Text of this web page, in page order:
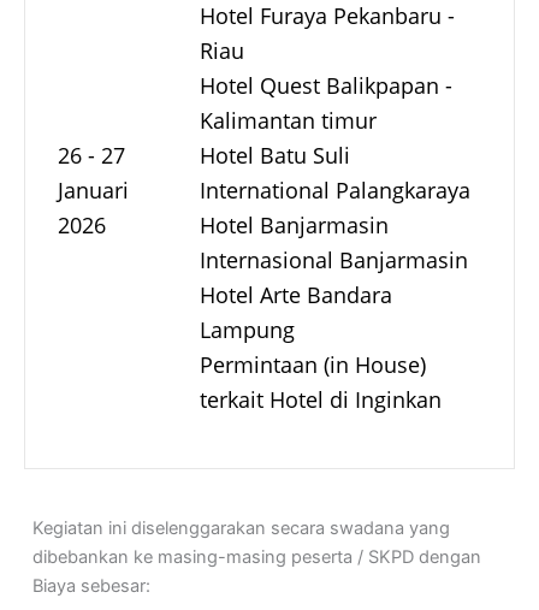
26 - 27
Januari
2026
Hotel Furaya Pekanbaru -
Riau
Hotel Quest Balikpapan -
Kalimantan timur
Hotel Batu Suli
International Palangkaraya
Hotel Banjarmasin
Internasional Banjarmasin
Hotel Arte Bandara
Lampung
Permintaan (in House)
terkait Hotel di Inginkan
Kegiatan ini diselenggarakan secara swadana yang
dibebankan ke masing-masing peserta / SKPD dengan
Biaya sebesar: